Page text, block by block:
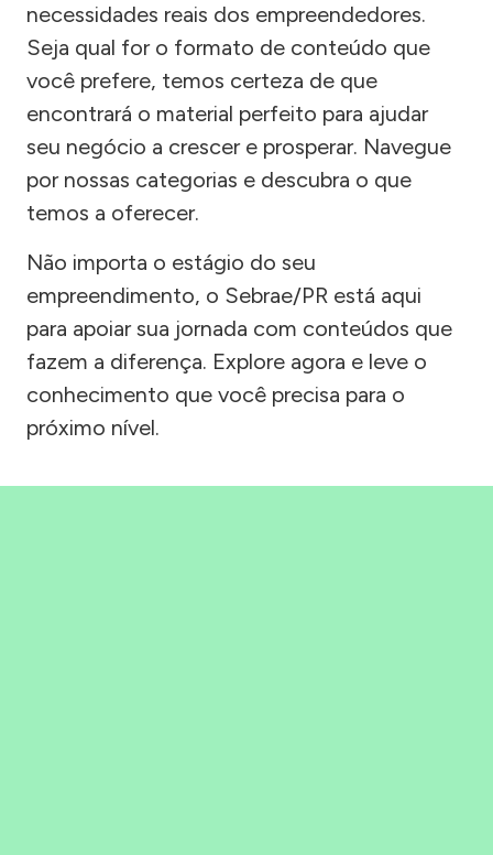
necessidades reais dos empreendedores.
Seja qual for o formato de conteúdo que
você prefere, temos certeza de que
encontrará o material perfeito para ajudar
seu negócio a crescer e prosperar. Navegue
por nossas categorias e descubra o que
temos a oferecer.
Não importa o estágio do seu
empreendimento, o Sebrae/PR está aqui
para apoiar sua jornada com conteúdos que
fazem a diferença. Explore agora e leve o
conhecimento que você precisa para o
próximo nível.